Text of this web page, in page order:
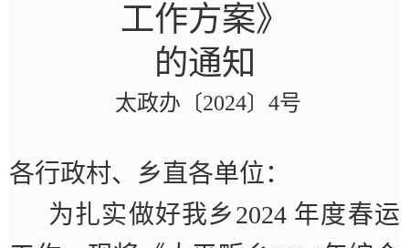
工作方案》
的通知
太政办〔2024〕 4号
各行政村、乡直各单位：
为扎实做好我乡2024 年度春运